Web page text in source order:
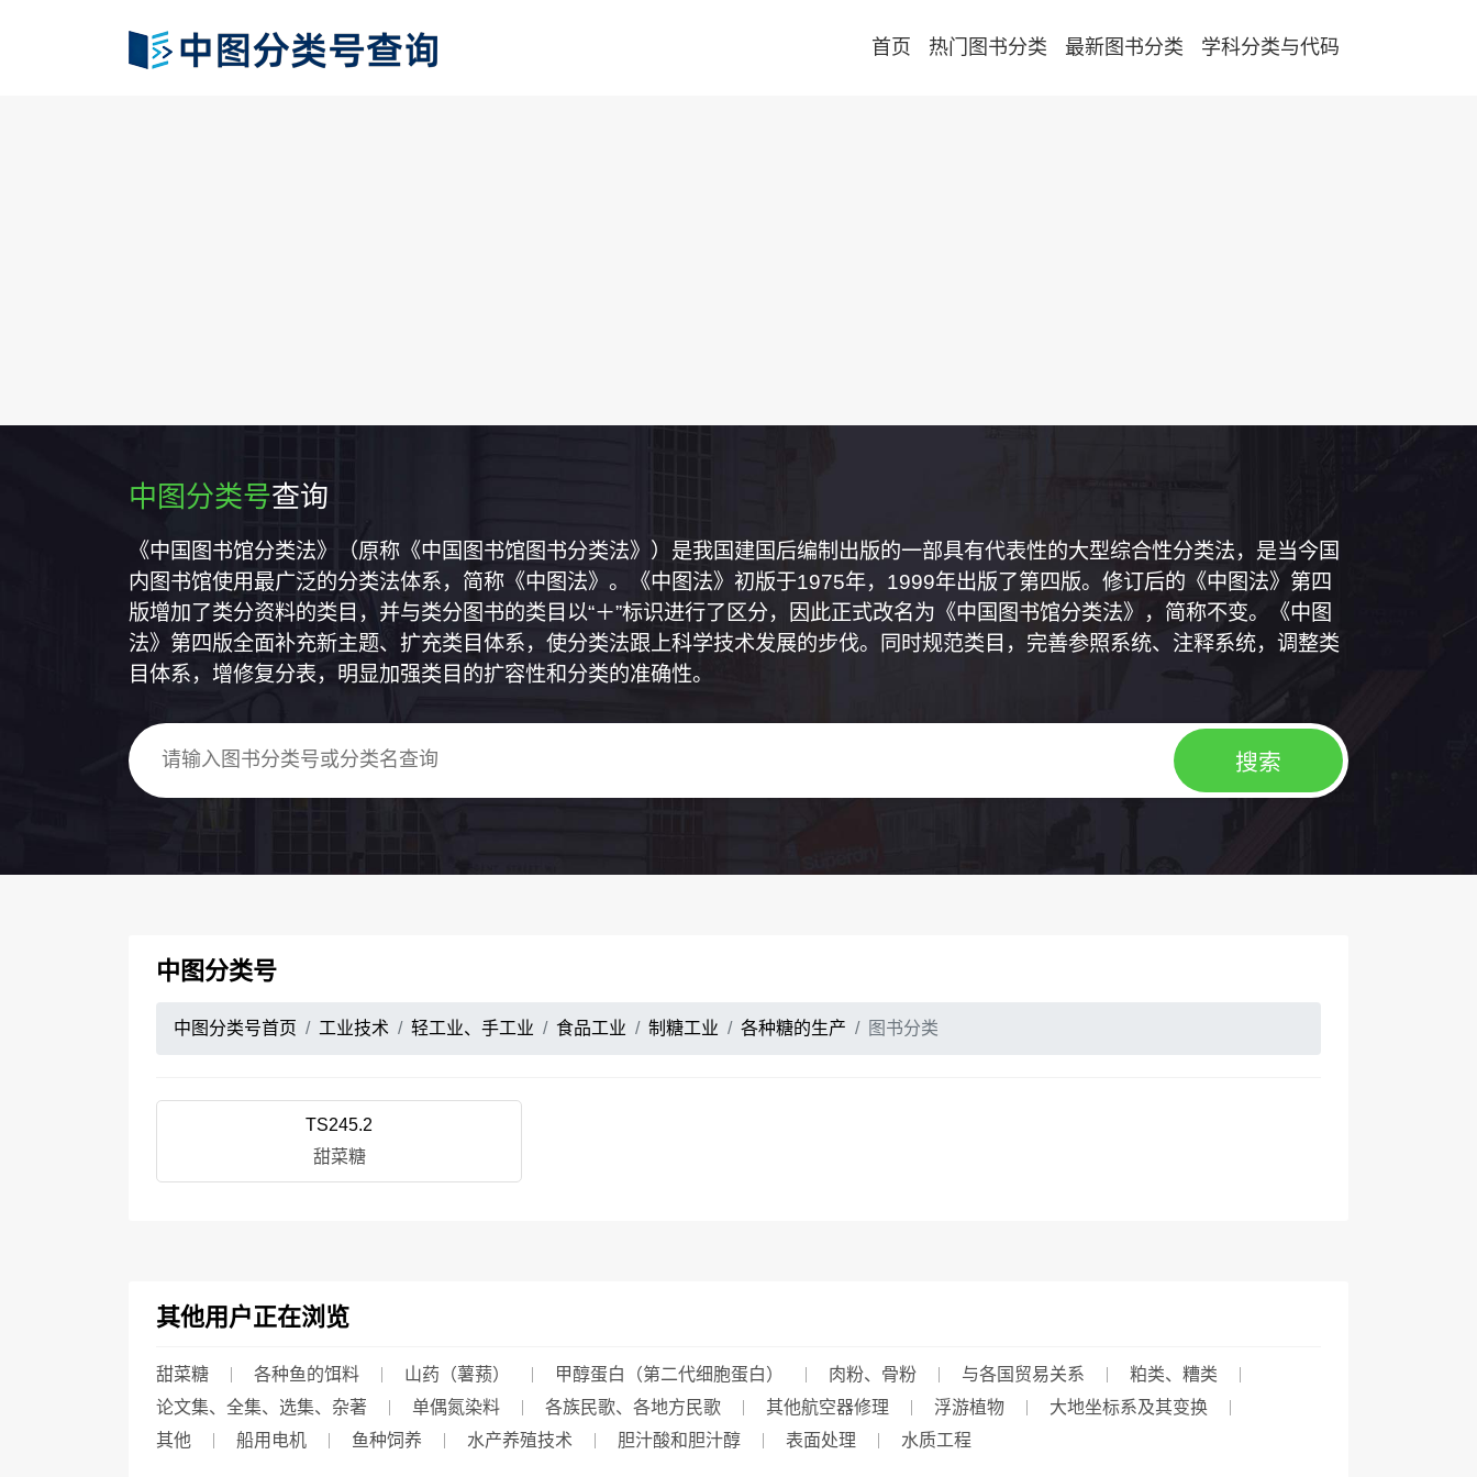
首页 热门图书分类 最新图书分类 学科分类与代码
中图分类号查询
《中国图书馆分类法》（原称《中国图书馆图书分类法》）是我国建国后编制出版的一部具有代表性的大型综合性分类法，是当今国
内图书馆使用最广泛的分类法体系，简称《中图法》。《中图法》初版于1975年，1999年出版了第四版。修订后的《中图法》第四
版增加了类分资料的类目，并与类分图书的类目以“＋”标识进行了区分，因此正式改名为《中国图书馆分类法》，简称不变。《中图
法》第四版全面补充新主题、扩充类目体系，使分类法跟上科学技术发展的步伐。同时规范类目，完善参照系统、注释系统，调整类
目体系，增修复分表，明显加强类目的扩容性和分类的准确性。
中图分类号
中图分类号首页 工业技术 轻工业、手工业 食品工业 制糖工业 各种糖的生产 图书分类
TS245.2
甜菜糖
其他用户正在浏览
甜菜糖 各种鱼的饵料 山药（薯蓣） 甲醇蛋白（第二代细胞蛋白） 肉粉、骨粉 与各国贸易关系
粕类、糟类
论文集、全集、选集、杂著
单偶氮染料 各族民歌、各地方民歌 其他航空器修理 浮游植物
大地坐标系及其变换
其他
船用电机 鱼种饲养 水产养殖技术 胆汁酸和胆汁醇 表面处理 水质工程